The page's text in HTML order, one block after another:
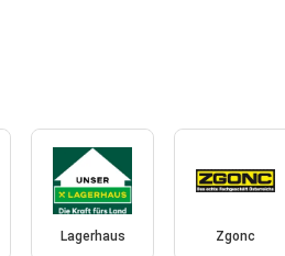
Lagerhaus Zgonc